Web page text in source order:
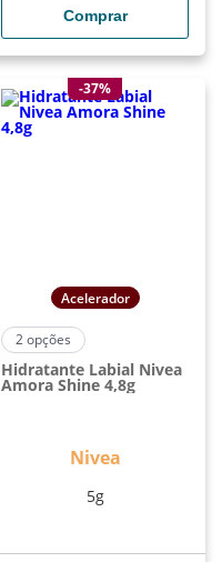
Comprar
-37%
Acelerador
2opções
Hidratante Labial Nivea
Amora Shine 4,8g
Nivea
5g